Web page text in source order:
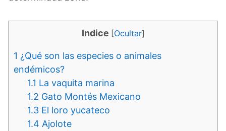
Indice [Ocultar]
1 ¿Qué son las especies o animales
endémicos?
1.1 La vaquita marina
1.2 Gato Montés Mexicano
1.3 El loro yucateco
1.4 Ajolote